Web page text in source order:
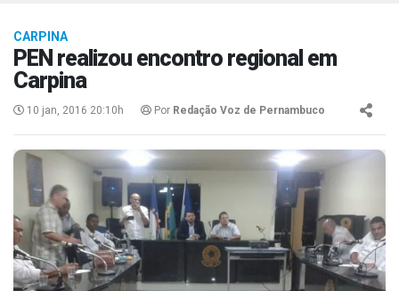
CARPINA
PEN realizou encontro regional em
Carpina
10 jan, 2016 20:10h Por Redação Voz de Pernambuco